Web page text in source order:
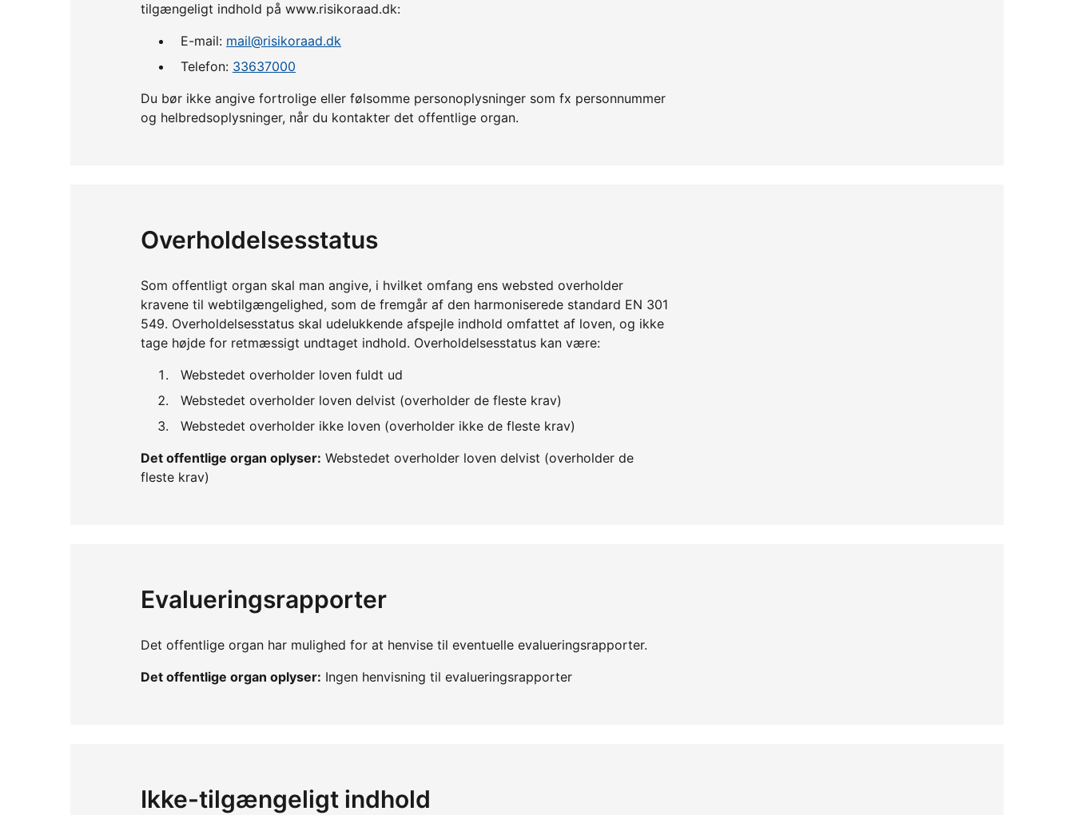
tilgængeligt indhold på www.risikoraad.dk:
E-mail: mail@risikoraad.dk
Telefon: 33637000
Du bør ikke angive fortrolige eller følsomme personoplysninger som fx personnummer
og helbredsoplysninger, når du kontakter det offentlige organ.
Overholdelsesstatus
Som offentligt organ skal man angive, i hvilket omfang ens websted overholder
kravene til webtilgængelighed, som de fremgår af den harmoniserede standard EN 301
549. Overholdelsesstatus skal udelukkende afspejle indhold omfattet af loven, og ikke
tage højde for retmæssigt undtaget indhold. Overholdelsesstatus kan være:
Webstedet overholder loven fuldt ud
Webstedet overholder loven delvist (overholder de fleste krav)
Webstedet overholder ikke loven (overholder ikke de fleste krav)
Det offentlige organ oplyser: Webstedet overholder loven delvist (overholder de
fleste krav)
Evalueringsrapporter
Det offentlige organ har mulighed for at henvise til eventuelle evalueringsrapporter.
Det offentlige organ oplyser: Ingen henvisning til evalueringsrapporter
Ikke-tilgængeligt indhold